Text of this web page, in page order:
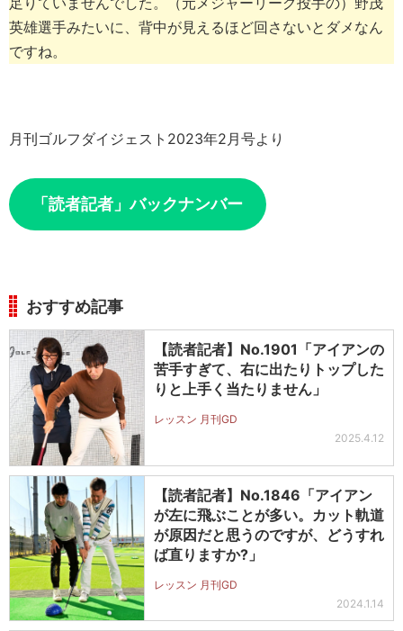
英雄選手みたいに、背中が見えるほど回さないとダメなん
ですね。
月刊ゴルフダイジェスト2023年2月号より
「読者記者」バックナンバー
おすすめ記事
【読者記者】No.1901「アイアンの
苦手すぎて、右に出たりトップした
りと上手く当たりません」
レッスン 月刊GD
2025.4.12
【読者記者】No.1846「アイアン
が左に飛ぶことが多い。カット軌道
が原因だと思うのですが、どうすれ
ば直りますか?」
レッスン 月刊GD
2024.1.14